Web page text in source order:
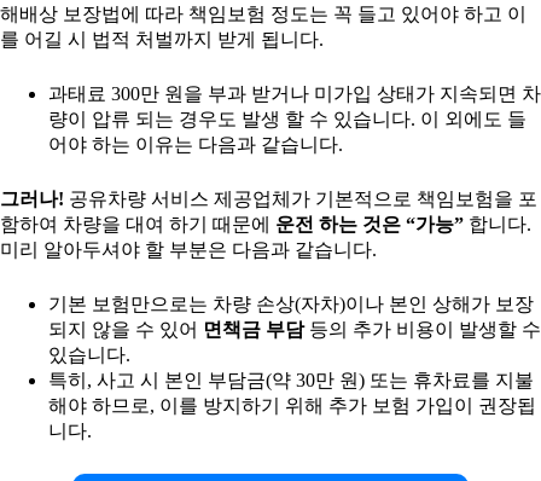
해배상 보장법에 따라 책임보험 정도는 꼭 들고 있어야 하고 이
를 어길 시 법적 처벌까지 받게 됩니다.
과태료 300만 원을 부과 받거나 미가입 상태가 지속되면 차
량이 압류 되는 경우도 발생 할 수 있습니다. 이 외에도 들
어야 하는 이유는 다음과 같습니다.
그러나! 공유차량 서비스 제공업체가 기본적으로 책임보험을 포
함하여 차량을 대여 하기 때문에 운전 하는 것은 “가능” 합니다.
미리 알아두셔야 할 부분은 다음과 같습니다.
기본 보험만으로는 차량 손상(자차)이나 본인 상해가 보장
되지 않을 수 있어 면책금 부담등의 추가 비용이 발생할 수
있습니다.
특히, 사고 시 본인 부담금(약 30만 원) 또는 휴차료를 지불
해야 하므로, 이를 방지하기 위해 추가 보험 가입이 권장됩
니다.